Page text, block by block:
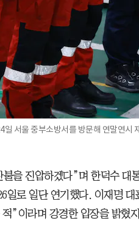
서울 중부소방서를 방문해 연말연시
을 진압하겠다”며 한덕수 대
일로 일단 연기했다. 이재명
”이라며 강경한 입장을 밝혔